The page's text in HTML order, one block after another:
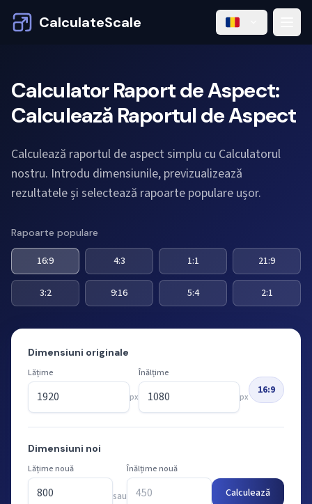
CalculateScale
Calculator Raport de Aspect:
Calculează Raportul de Aspect
Calculează raportul de aspect simplu cu Calculatorul
nostru. Introdu dimensiunile, previzualizează
rezultatele și selectează rapoarte populare ușor.
Rapoarte populare
16:9 4:3 1:1 21:9
3:2 9:16 5:4 2:1
Dimensiuni originale
Lățime
px
Înălțime
px
16:9
Dimensiuni noi
Lățime nouă
sau
Înălțime nouă
Calculează